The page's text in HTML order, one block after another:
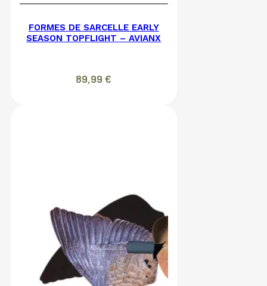
FORMES DE SARCELLE EARLY
SEASON TOPFLIGHT – AVIANX
89,99€